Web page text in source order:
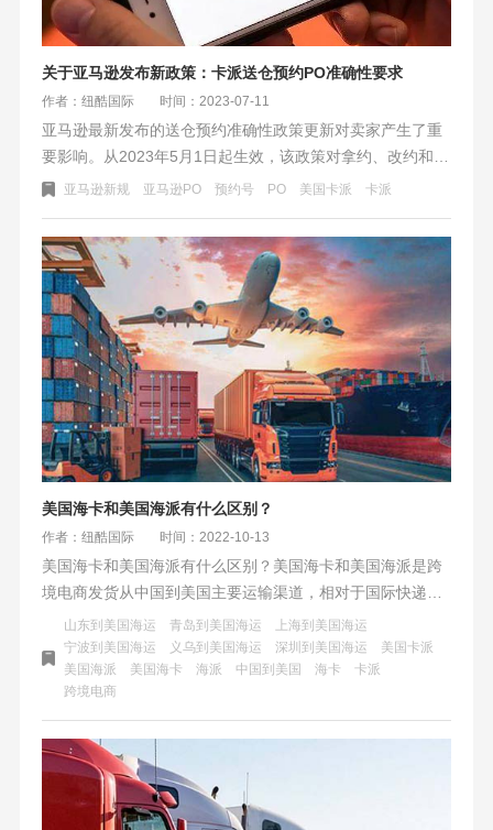
关于亚马逊发布新政策：卡派送仓预约PO准确性要求
作者：纽酷国际 时间：2023-07-11
亚马逊最新发布的送仓预约准确性政策更新对卖家产生了重
要影响。从2023年5月1日起生效，该政策对拿约、改约和送
仓要求更加精确，尾端货物入仓效率受到巨大影响。卖家们
时提前至少24小时以避免被视为缺陷。此外，PO准确性要求
在95%以上，ID不相符概率低于5%。为了高效入仓，卖家们
需要确认货物PO的准确性和有效性，并核对PO对应的亚马
逊仓库与实际出货对应的仓库是否相符。对于已使用过的
PO，将无法再使用，可能导致货物滞留在海外仓并产生仓储
费用。卖家们务必重视这一政策更新，遵守要求以减少不必
要的损失。
亚马逊新规 亚马逊PO 预约号 PO 美国卡派 卡派
美国海卡和美国海派有什么区别？
作者：纽酷国际 时间：2022-10-13
美国海卡和美国海派有什么区别？美国海卡和美国海派是跨
境电商发货从中国到美国主要运输渠道，相对于国际快递和
美国空运有价格的优势。适合货量较大，体积、重量大，时
效相对没这么紧急的货物运输。美国海卡和海派都是美国海
运的其中一种方式，它们有什么区别？以上时效以纽酷国际
美国海卡为参考，海卡本来就是纽酷国际的优势，整体时效
要比市面上其他公布的要快一些。纽酷国际物流供应链没有
说整体优化到极致，但能优化的环节都力争完美。可以看出
美西和部分美中FBA仓库几乎与海派时效持平，旺季更是比
海派更可靠。
山东到美国海运 青岛到美国海运
上海到美国海运
宁波到美国海运
义乌到美国海运 深圳到美国海运
美国卡派
美国海派
美国海卡 海派 中国到美国 海卡
卡派
跨境电商